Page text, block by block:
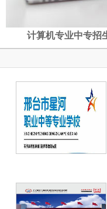
计算机专业中专招